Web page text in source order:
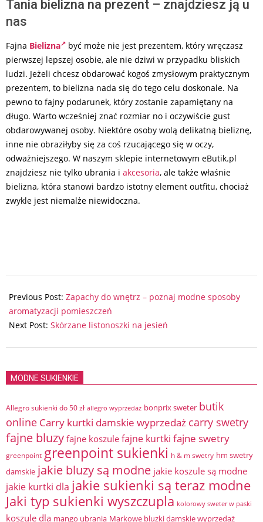
Tania bielizna na prezent – znajdziesz ją u
nas
Fajna Bielizna
być może nie jest prezentem, który wręczasz
pierwszej lepszej osobie, ale nie dziwi w przypadku bliskich
ludzi. Jeżeli chcesz obdarować kogoś zmysłowym praktycznym
prezentem, to bielizna nada się do tego celu doskonale. Na
pewno to fajny podarunek, który zostanie zapamiętany na
długo. Warto wcześniej znać rozmiar no i oczywiście gust
obdarowywanej osoby. Niektóre osoby wolą delikatną bieliznę,
inne nie obraziłyby się za coś rzucającego się w oczy,
odważniejszego. W naszym sklepie internetowym eButik.pl
znajdziesz nie tylko ubrania i akcesoria, ale także właśnie
bielizna, która stanowi bardzo istotny element outfitu, chociaż
zwykle jest niemalże niewidoczna.
11-
17
Previous Post: Zapachy do wnętrz – poznaj modne sposoby
aromatyzacji pomieszczeń
Next Post: Skórzane listonoszki na jesień
MODNE SUKIENKIE
Allegro sukienki do 50 zł allegro wyprzedaż bonprix sweter butik
online Carry kurtki damskie wyprzedaż carry swetry
fajne bluzy fajne koszule fajne kurtki fajne swetry
greenpoint greenpoint sukienki h & m swetry hm swetry
damskie jakie bluzy są modne jakie koszule są modne
jakie kurtki dla jakie sukienki są teraz modne
Jaki typ sukienki wyszczupla kolorowy sweter w paski
koszule dla mango ubrania Markowe bluzki damskie wyprzedaż